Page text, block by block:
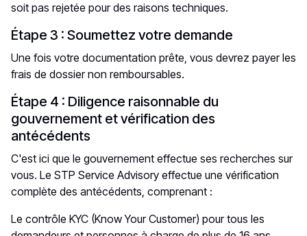
soit pas rejetée pour des raisons techniques.
Étape 3 : Soumettez votre demande
Une fois votre documentation prête, vous devrez payer les
frais de dossier non remboursables.
Étape 4 : Diligence raisonnable du
gouvernement et vérification des
antécédents
C'est ici que le gouvernement effectue ses recherches sur
vous. Le STP Service Advisory effectue une vérification
complète des antécédents, comprenant :
Le contrôle KYC (Know Your Customer) pour tous les